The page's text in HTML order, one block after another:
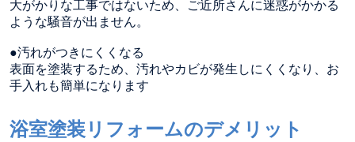
大がかりな工事ではないため、ご近所さんに迷惑がかかる
ような騒音が出ません。
●汚れがつきにくくなる
表面を塗装するため、汚れやカビが発生しにくくなり、お
手入れも簡単になります
浴室塗装リフォームのデメリット